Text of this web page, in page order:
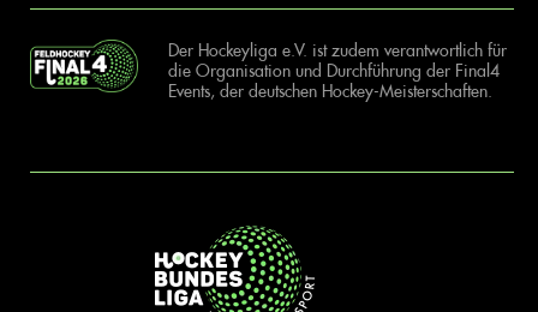
Der Hockeyliga e.V. ist zudem verantwortlich für
die Organisation und Durchführung der Final4
Events, der deutschen Hockey-Meisterschaften.